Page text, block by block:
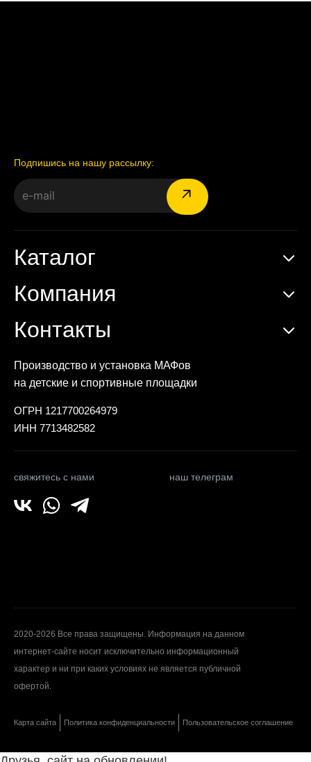
Подпишись на нашу рассылку:
Производство и установка МАФов
на детские и спортивные площадки
ОГРН 1217700264979
ИНН 7713482582
свяжитесь с нами наш телеграм
Каталог
Компания
Контакты
2020-2026 Все права защищены. Информация на данном
интернет-сайте носит исключительно информационный
характер и ни при каких условиях не является публичной
офертой.
Карта сайта Политика конфиденциальности Пользовательское соглашение